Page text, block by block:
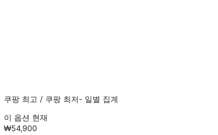
쿠팡 최고 / 쿠팡 최저- 일별 집계
이 옵션 현재
₩54,900